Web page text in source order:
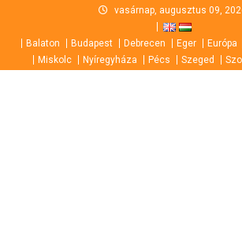
content
vasárnap, augusztus 09,
Balaton Budapest Debrecen Eger Európa
Miskolc
Nyíregyháza Pécs Szeged